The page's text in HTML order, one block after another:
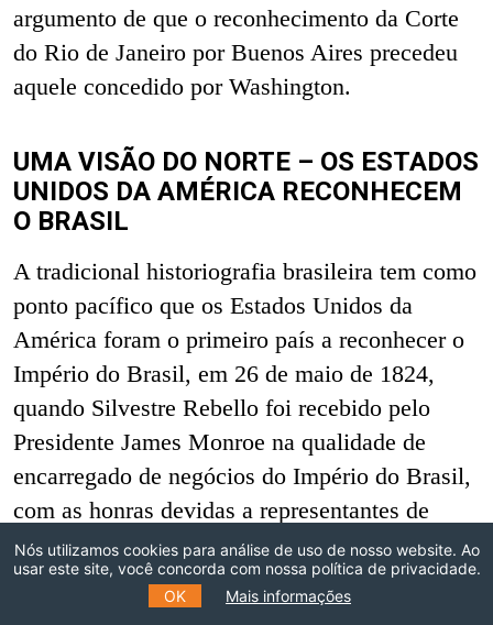
argumento de que o reconhecimento da Corte
do Rio de Janeiro por Buenos Aires precedeu
aquele concedido por Washington.
UMA VISÃO DO NORTE – OS ESTADOS
UNIDOS DA AMÉRICA RECONHECEM
O BRASIL
A tradicional historiografia brasileira tem como
ponto pacífico que os Estados Unidos da
América foram o primeiro país a reconhecer o
Império do Brasil, em 26 de maio de 1824,
quando Silvestre Rebello foi recebido pelo
Presidente James Monroe na qualidade de
encarregado de negócios do Império do Brasil,
com as honras devidas a representantes de
governos estrangeiros (Accioly1945; Cervo e
Bueno 2008; Garcia2005 ; Mendonça 2013).
Nós utilizamos cookies para análise de uso de nosso website. Ao
usar este site, você concorda com nossa política de privacidade.
OK
Mais informações